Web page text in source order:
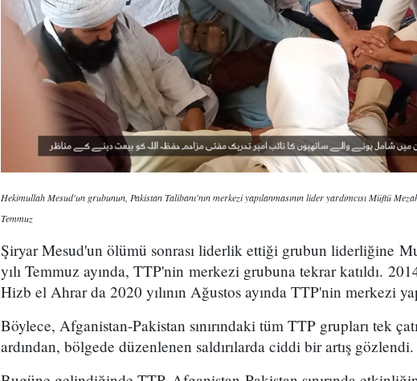
Hekimullah Mesud'un grubunun, Pakistan Talibanı'nın merkezi yapılanmasının lider yardımcısı Müftü
Temmuz
Şiryar Mesud'un ölümü sonrası liderlik ettiği grubun liderliğine
yılı Temmuz ayında, TTP'nin merkezi grubuna tekrar katıldı.
Hizb el Ahrar da 2020 yılının Ağustos ayında TTP'nin merkezi
Böylece, Afganistan-Pakistan sınırındaki tüm TTP grupları tek
ardından, bölgede düzenlenen saldırılarda ciddi bir artış gözlendi.